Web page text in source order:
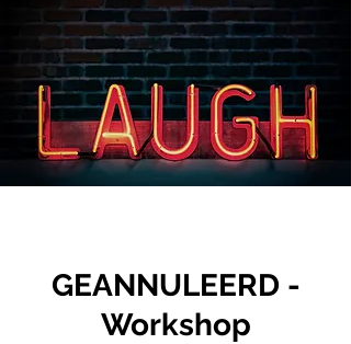
GEANNULEERD -
Workshop